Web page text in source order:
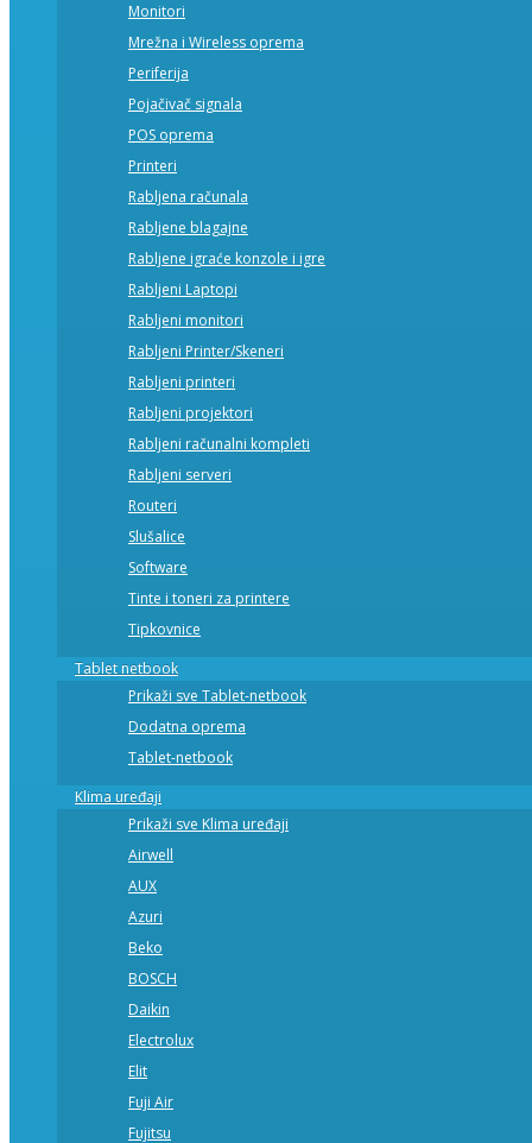
Monitori
Mrežna i Wireless oprema
Periferija
Pojačivač signala
POS oprema
Printeri
Rabljena računala
Rabljene blagajne
Rabljene igraće konzole i igre
Rabljeni Laptopi
Rabljeni monitori
Rabljeni Printer/Skeneri
Rabljeni printeri
Rabljeni projektori
Rabljeni računalni kompleti
Rabljeni serveri
Routeri
Slušalice
Software
Tinte i toneri za printere
Tipkovnice
Tablet netbook
Prikaži sve Tablet-netbook
Dodatna oprema
Tablet-netbook
Klima uređaji
Prikaži sve Klima uređaji
Airwell
AUX
Azuri
Beko
BOSCH
Daikin
Electrolux
Elit
Fuji Air
Fujitsu